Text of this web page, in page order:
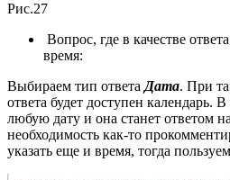
Рис.27
Вопрос, где в качестве
время:
Выбираем тип ответа Дата. При
ответа будет доступен календарь.
любую дату и она станет ответом
необходимость как-то
указать еще и время, тогда